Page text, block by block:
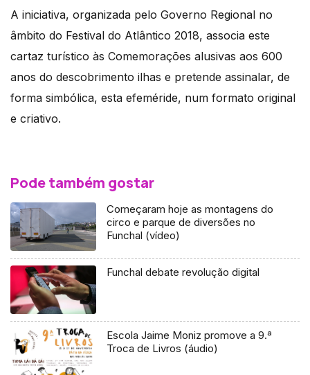
A iniciativa, organizada pelo Governo Regional no
âmbito do Festival do Atlântico 2018, associa este
cartaz turístico às Comemorações alusivas aos 600
anos do descobrimento ilhas e pretende assinalar, de
forma simbólica, esta efeméride, num formato original
e criativo.
Pode também gostar
Começaram hoje as montagens do
circo e parque de diversões no
Funchal (vídeo)
Funchal debate revolução digital
Escola Jaime Moniz promove a 9.ª
Troca de Livros (áudio)